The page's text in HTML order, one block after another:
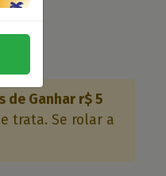
de Ganhar r$ 5
trata. Se rolar a